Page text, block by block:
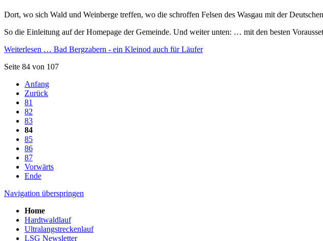
Dort, wo sich Wald und Weinberge treffen, wo die schroffen Felsen des Wasgau mit der
So die Einleitung auf der Homepage der Gemeinde. Und weiter unten: … mit den besten
Weiterlesen … Bad Bergzabern - ein Kleinod auch für Läufer
Seite 84 von 107
Anfang
Zurück
81
82
83
84
85
86
87
Vorwärts
Ende
Navigation überspringen
Home
Hardtwaldlauf
Ultralangstreckenlauf
LSG Newsletter